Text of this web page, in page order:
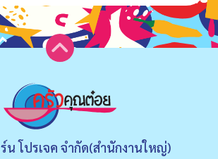
โปรเจค จำกัด(สำนักงานใหญ่)